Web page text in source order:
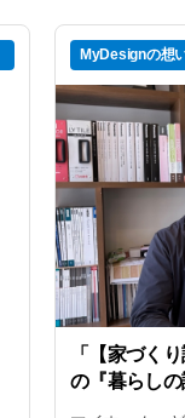
MyDesignの想
「【家づく
の『暮らし